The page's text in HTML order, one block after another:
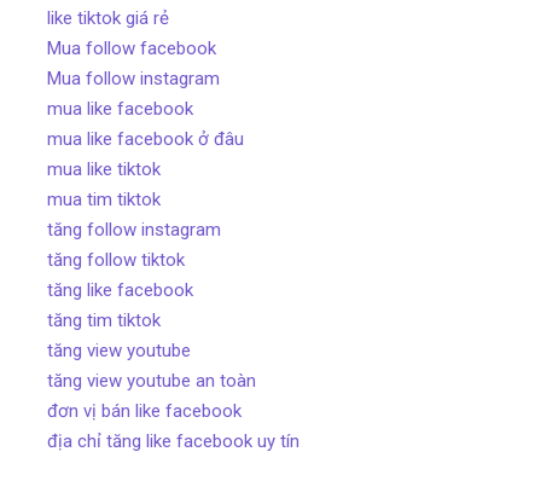
like tiktok giá rẻ
Mua follow facebook
Mua follow instagram
mua like facebook
mua like facebook ở đâu
mua like tiktok
mua tim tiktok
tăng follow instagram
tăng follow tiktok
tăng like facebook
tăng tim tiktok
tăng view youtube
tăng view youtube an toàn
đơn vị bán like facebook
địa chỉ tăng like facebook uy tín